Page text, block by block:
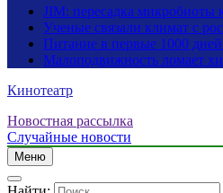
JIM: пересадка микробиоты
Ученые связали климат с
Питание в первые 1000
Малоподвижность ломает
Кинотеатр
Новостная рассылка
Случайные новости
Меню